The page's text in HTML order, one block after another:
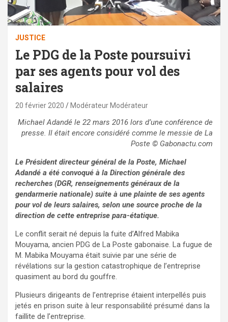
JUSTICE
Le PDG de la Poste poursuivi
par ses agents pour vol des
salaires
20 février 2020 Modérateur Modérateur
Michael Adandé le 22 mars 2016 lors d’une conférence de
presse. Il était encore considéré comme le messie de La
Poste © Gabonactu.com
Le Président directeur général de la Poste, Michael
Adandé a été convoqué à la Direction générale des
recherches (DGR, renseignements généraux de la
gendarmerie nationale) suite à une plainte de ses agents
pour vol de leurs salaires, selon une source proche de la
direction de cette entreprise para-étatique.
Le conflit serait né depuis la fuite d’Alfred Mabika
Mouyama, ancien PDG de La Poste gabonaise. La fugue de
M. Mabika Mouyama était suivie par une série de
révélations sur la gestion catastrophique de l’entreprise
quasiment au bord du gouffre.
Plusieurs dirigeants de l’entreprise étaient interpellés puis
jetés en prison suite à leur responsabilité présumé dans la
faillite de l’entreprise.